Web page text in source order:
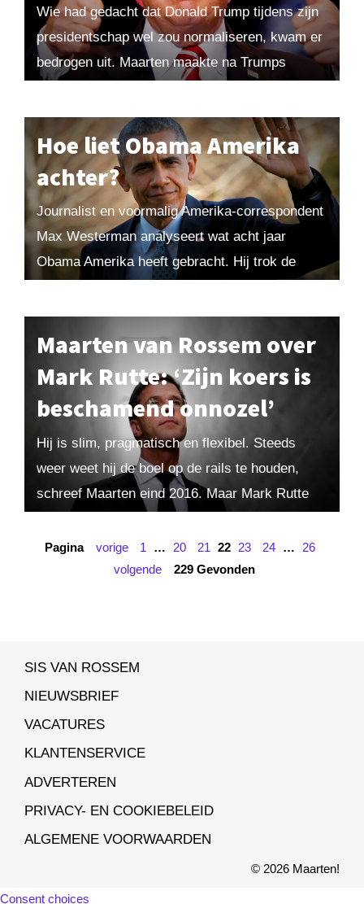
Wie had gedacht dat Donald Trump tijdens zijn
presidentschap wel zou normaliseren, kwam er
bedrogen uit. Maarten maakte na Trumps
Hoe liet Obama Amerika
achter?
Journalist en voormalig Amerika-correspondent
Max Westerman analyseert wat acht jaar
Obama Amerika heeft gebracht. Hij trok de
Maarten van Rossem over
Mark Rutte: ‘Zijn koers is
beschamend onnozel’
Hij is slim, pragmatisch en flexibel. Steeds
weer weet hij de boel op de rails te houden,
schreef Maarten eind 2016. Maar Mark Rutte
Pagina vorige 1 … 20 21 22 23 24 …
26
volgende
229 Gevonden
SIS VAN ROSSEM
NIEUWSBRIEF
VACATURES
KLANTENSERVICE
ADVERTEREN
PRIVACY- EN COOKIEBELEID
ALGEMENE VOORWAARDEN
© 2026 Maarten!
Consent choices